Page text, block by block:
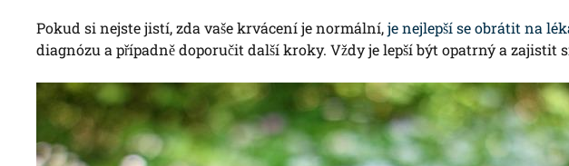
Pokud si nejste jistí, zda vaše krvácení je normální,je nejlepší se obrátit na
diagnózu a případně doporučit další kroky. Vždy je lepší být opatrný a zajistit